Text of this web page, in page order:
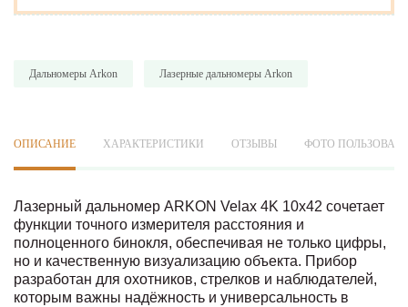
Дальномеры Arkon Лазерные дальномеры Arkon
ОПИСАНИЕ ХАРАКТЕРИСТИКИ ОТЗЫВЫ ФОТО
Лазерный дальномер ARKON Velax 4K 10x42 сочетает
функции точного измерителя расстояния и
полноценного бинокля, обеспечивая не только цифры,
но и качественную визуализацию объекта. Прибор
разработан для охотников, стрелков и наблюдателей,
которым важны надёжность и универсальность в